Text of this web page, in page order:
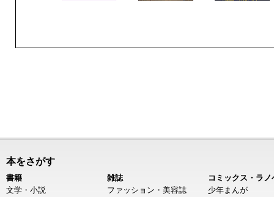
本をさがす
書籍
文学・小説
雑誌
ファッション・美容誌
コミックス・ラノ
少年まんが